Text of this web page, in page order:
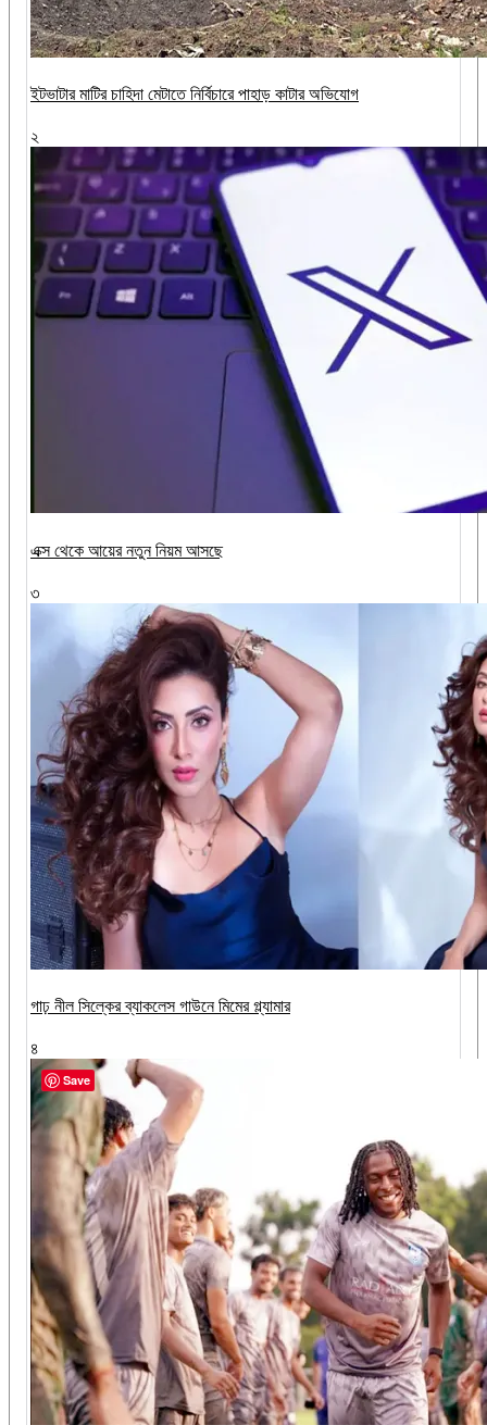
ইটভাটার মাটির চাহিদা মেটাতে নির্বিচারে পাহাড় কাটার অভিযোগ
২
এক্স থেকে আয়ের নতুন নিয়ম আসছে
৩
গাঢ় নীল সিল্কের ব্যাকলেস গাউনে মিমের গ্ল্যামার
৪
Save